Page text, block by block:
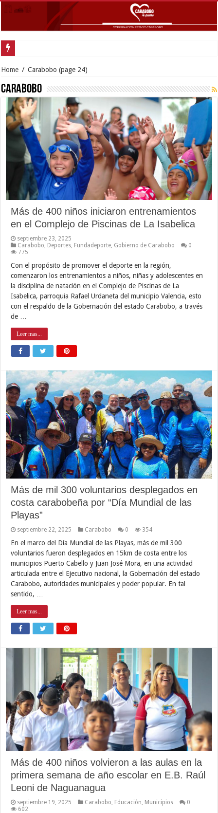
Home / Carabobo (page 24)
Carabobo
Más de 400 niños iniciaron entrenamientos
en el Complejo de Piscinas de La Isabelica
septiembre 23, 2025
Carabobo, Deportes, Fundadeporte, Gobierno de Carabobo
0
775
Con el propósito de promover el deporte en la región,
comenzaron los entrenamientos a niños, niñas y adolescentes en
la disciplina de natación en el Complejo de Piscinas de La
Isabelica, parroquia Rafael Urdaneta del municipio Valencia, esto
con el respaldo de la Gobernación del estado Carabobo, a través
de …
Leer mas...
Más de mil 300 voluntarios desplegados en
costa carabobeña por “Día Mundial de las
Playas”
septiembre 22, 2025 Carabobo 0 354
En el marco del Día Mundial de las Playas, más de mil 300
voluntarios fueron desplegados en 15km de costa entre los
municipios Puerto Cabello y Juan José Mora, en una actividad
articulada entre el Ejecutivo nacional, la Gobernación del estado
Carabobo, autoridades municipales y poder popular. En tal
sentido, …
Leer mas...
Más de 400 niños volvieron a las aulas en la
primera semana de año escolar en E.B. Raúl
Leoni de Naguanagua
septiembre 19, 2025 Carabobo, Educación, Municipios
0
602